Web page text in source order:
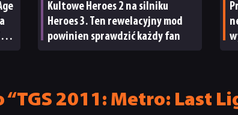
Kultowe Heroes 2 na silniku
Heroes 3. Ten rewelacyjny mod
powinien sprawdzić każdy fan
2011: Metro: Last